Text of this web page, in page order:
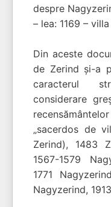
despre
– lea: 1169 –
Din aceste
de Zerind şi-a
caracterul
considerare
„sacerdos de
Zerind), 1483
1567-1579
1771
Nagyzerind,